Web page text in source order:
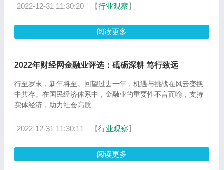
2022-12-31 11:30:20 【行业观察】
阅读更多
2022年财经网金融业评选：砥砺深耕 笃行致远
行至岁末，新年将至。回望过去一年，机遇与挑战在风云变换
中共存。在国民经济体系中，金融业的重要性不言而喻，支持
实体经济，助力社会高质...
2022-12-31 11:30:11 【行业观察】
阅读更多